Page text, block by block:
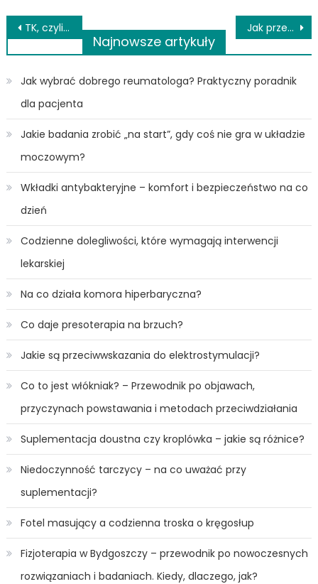
Nawigacja
wpisu
TK, czyli diagnostyka obrazowa w praktyce Jak przekonać alkoholika do leczenia
Najnowsze artykuły
Jak wybrać dobrego reumatologa? Praktyczny poradnik
dla pacjenta
Jakie badania zrobić „na start”, gdy coś nie gra w układzie
moczowym?
Wkładki antybakteryjne – komfort i bezpieczeństwo na co
dzień
Codzienne dolegliwości, które wymagają interwencji
lekarskiej
Na co działa komora hiperbaryczna?
Co daje presoterapia na brzuch?
Jakie są przeciwwskazania do elektrostymulacji?
Co to jest włókniak? – Przewodnik po objawach,
przyczynach powstawania i metodach przeciwdziałania
Suplementacja doustna czy kroplówka – jakie są różnice?
Niedoczynność tarczycy – na co uważać przy
suplementacji?
Fotel masujący a codzienna troska o kręgosłup
Fizjoterapia w Bydgoszczy – przewodnik po nowoczesnych
rozwiązaniach i badaniach. Kiedy, dlaczego, jak?